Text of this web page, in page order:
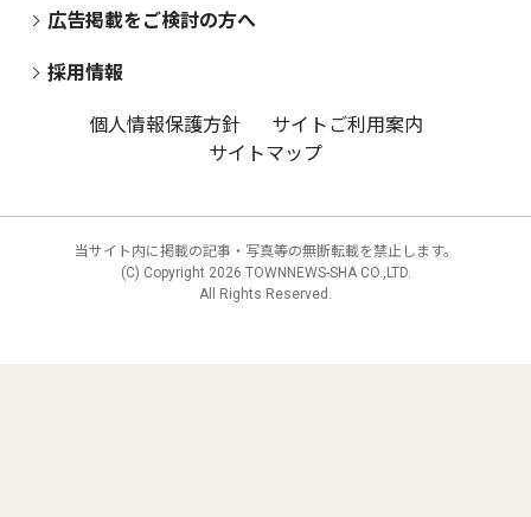
広告掲載をご検討の方へ
採用情報
個人情報保護方針
サイトご利用案内
サイトマップ
当サイト内に掲載の記事・写真等の無断転載を禁止します。
(C) Copyright 2026 TOWNNEWS-SHA CO.,LTD.
All Rights Reserved.